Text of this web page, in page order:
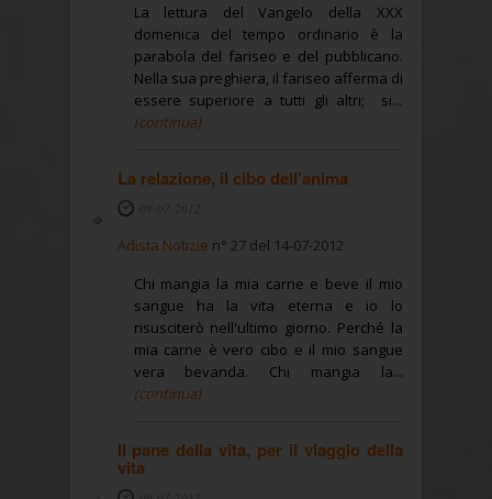
La lettura del Vangelo della XXX
domenica del tempo ordinario è la
parabola del fariseo e del pubblicano.
Nella sua preghiera, il fariseo afferma di
essere superiore a tutti gli altri; si...
(continua)
La relazione, il cibo dell’anima
Adista Notizie n° 27 del 14-07-2012
Chi mangia la mia carne e beve il mio
sangue ha la vita eterna e io lo
risusciterò nell'ultimo giorno. Perché la
mia carne è vero cibo e il mio sangue
vera bevanda. Chi mangia la...
(continua)
Il pane della vita, per il viaggio della
vita